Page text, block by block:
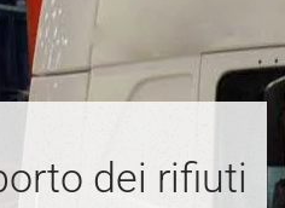
dei rifiuti